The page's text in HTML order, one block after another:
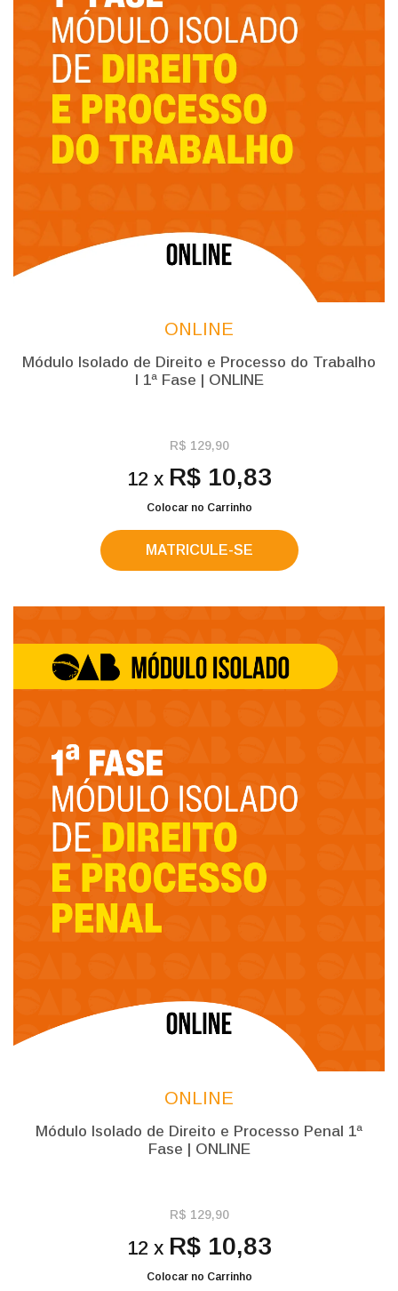
ONLINE
Módulo Isolado de Direito e Processo do Trabalho
l 1ª Fase | ONLINE
R$ 129,90
12 x R$ 10,83
Colocar no Carrinho
MATRICULE-SE
ONLINE
Módulo Isolado de Direito e Processo Penal 1ª
Fase | ONLINE
R$ 129,90
12 x R$ 10,83
Colocar no Carrinho